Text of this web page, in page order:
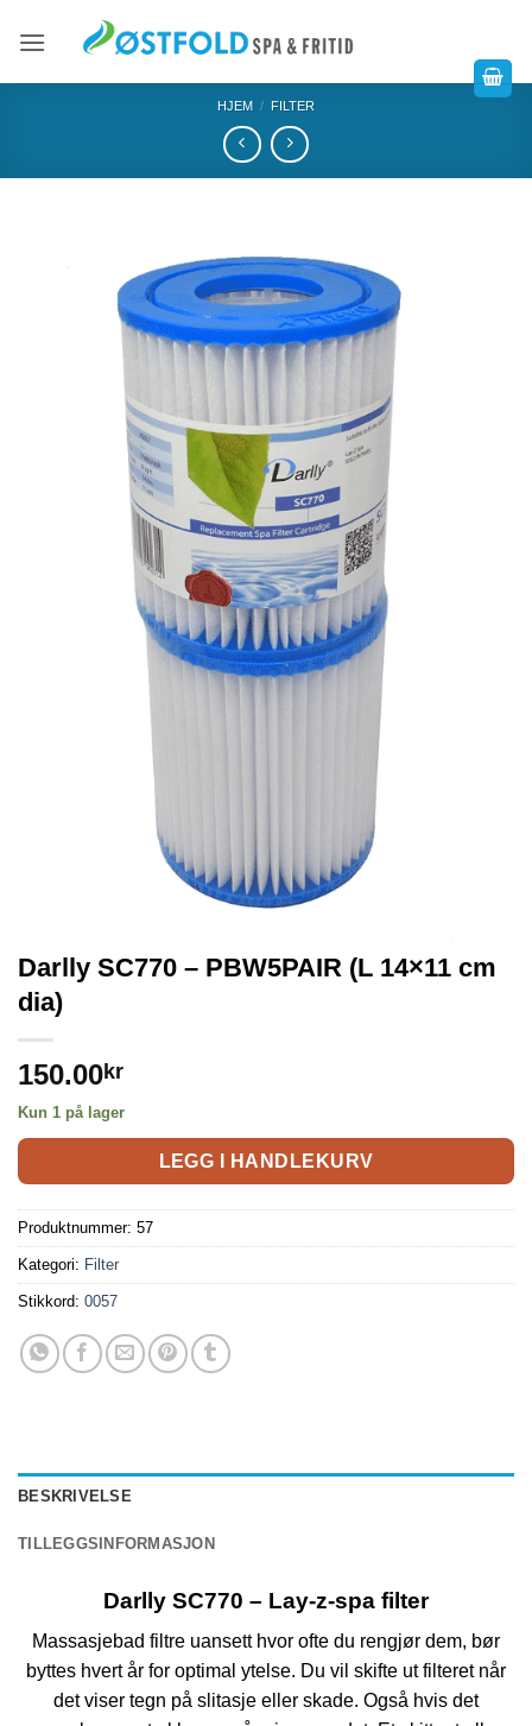
HJEM / FILTER
Darlly SC770 – PBW5PAIR (L 14×11 cm
dia)
150.00kr
Kun 1 på lager
LEGG I HANDLEKURV
Produktnummer: 57
Kategori: Filter
Stikkord: 0057
BESKRIVELSE
TILLEGGSINFORMASJON
Darlly SC770 – Lay-z-spa filter
Massasjebad filtre uansett hvor ofte du rengjør dem, bør
byttes hvert år for optimal ytelse. Du vil skifte ut filteret når
det viser tegn på slitasje eller skade. Også hvis det